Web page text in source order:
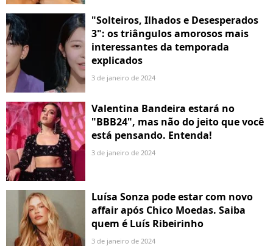
"Solteiros, Ilhados e Desesperados
3": os triângulos amorosos mais
interessantes da temporada
explicados
3 de janeiro de 2024
Valentina Bandeira estará no
"BBB24", mas não do jeito que você
está pensando. Entenda!
3 de janeiro de 2024
Luísa Sonza pode estar com novo
affair após Chico Moedas. Saiba
quem é Luís Ribeirinho
3 de janeiro de 2024